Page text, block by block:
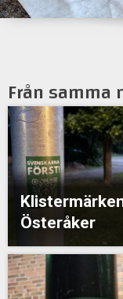
Från samma
Österåker